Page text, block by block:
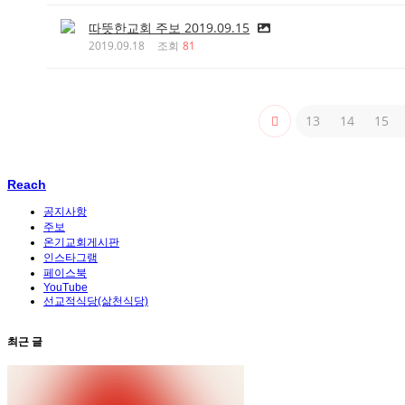
따뜻한교회 주보 2019.09.15
2019.09.18 조회 81
13 14 15
Reach
공지사항
주보
온기교회게시판
인스타그램
페이스북
YouTube
선교적식당(삶천식당)
최근 글